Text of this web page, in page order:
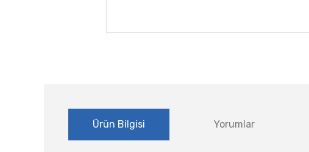
Ürün Bilgisi Yorumlar